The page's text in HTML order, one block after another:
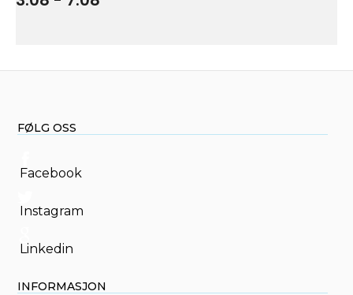
FØLG OSS
Facebook
Instagram
Linkedin
INFORMASJON